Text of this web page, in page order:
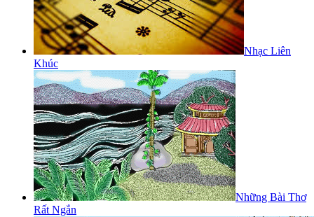
Nhạc Liên
Khúc
Những Bài Thơ
Rất Ngắn